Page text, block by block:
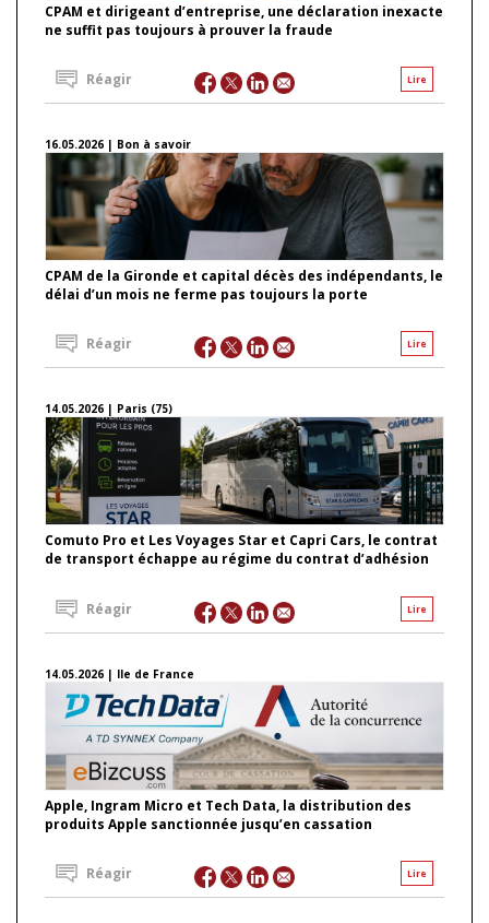
CPAM et dirigeant d’entreprise, une déclaration inexacte
ne suffit pas toujours à prouver la fraude
Lire
Réagir
16.05.2026 | Bon à savoir
CPAM de la Gironde et capital décès des indépendants, le
délai d’un mois ne ferme pas toujours la porte
Lire
Réagir
14.05.2026 | Paris (75)
Comuto Pro et Les Voyages Star et Capri Cars, le contrat
de transport échappe au régime du contrat d’adhésion
Lire
Réagir
14.05.2026 | Ile de France
Apple, Ingram Micro et Tech Data, la distribution des
produits Apple sanctionnée jusqu’en cassation
Lire
Réagir